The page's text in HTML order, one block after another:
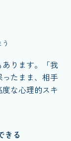
あります。「我
たまま、相手
な心理的スキ
きる